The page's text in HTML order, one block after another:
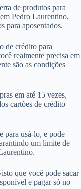
de produtos para
Pedro Laurentino,
para aposentados.
de crédito para
realmente precisa em
são as condições
em até 15 vezes,
cartões de crédito
para usá-lo, e pode
um limite de
que você pode sacar
e pagar só no